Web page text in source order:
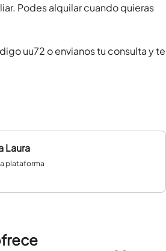
Podes alquilar cuando quieras
uu72 o envianos tu consulta y te
Laura
la plataforma